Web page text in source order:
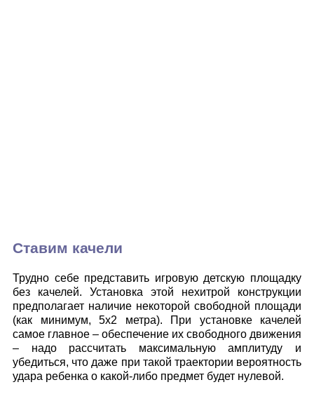
Ставим качели
Трудно себе представить игровую детскую площадку
без качелей. Установка этой нехитрой конструкции
предполагает наличие некоторой свободной площади
(как минимум, 5х2 метра). При установке качелей
самое главное – обеспечение их свободного движения
– надо рассчитать максимальную амплитуду и
убедиться, что даже при такой траектории вероятность
удара ребенка о какой-либо предмет будет нулевой.